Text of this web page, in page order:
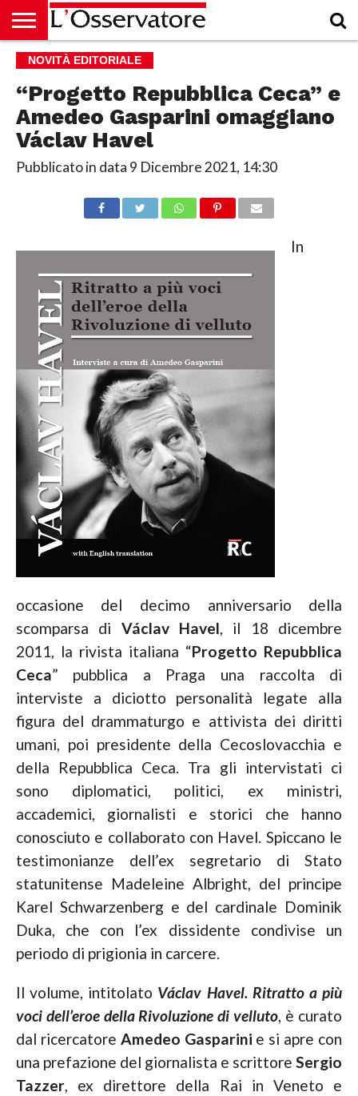
HOME
CULTURA
ECONOMIA
RUBRICHE
ARCHIVIO
PODCAST
ABBONAMENTO
CHI
ACCEDI
NOVITÀ EDITORIALE
“Progetto Repubblica Ceca” e
Amedeo Gasparini omaggiano
Václav Havel
Pubblicato in data 9 Dicembre 2021, 14:30
In
occasione del decimo anniversario della
scomparsa di Václav Havel, il 18 dicembre
2011, la rivista italiana “Progetto Repubblica
Ceca” pubblica a Praga una raccolta di
interviste a diciotto personalità legate alla
figura del drammaturgo e attivista dei diritti
umani, poi presidente della Cecoslovacchia e
della Repubblica Ceca. Tra gli intervistati ci
sono diplomatici, politici, ex ministri,
accademici, giornalisti e storici che hanno
conosciuto e collaborato con Havel. Spiccano le
testimonianze dell’ex segretario di Stato
statunitense Madeleine Albright, del principe
Karel Schwarzenberg e del cardinale Dominik
Duka, che con l’ex dissidente condivise un
periodo di prigionia in carcere.
Il volume, intitolato Václav Havel. Ritratto a più
voci dell’eroe della Rivoluzione di velluto, è curato
dal ricercatore Amedeo Gasparini e si apre con
una prefazione del giornalista e scrittoreSergio
Tazzer, ex direttore della Rai in Veneto e